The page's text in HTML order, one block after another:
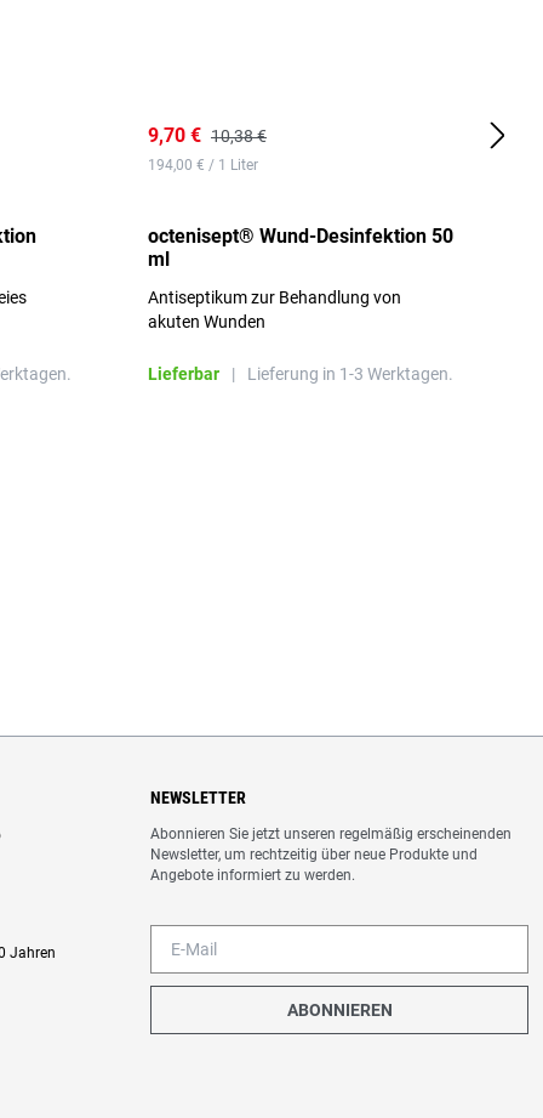
9,70 € 10,38 €
194,00 € / 1 Liter
octenisept® Wund-Desinfektion 50
ml
Antiseptikum zur Behandlung von
akuten Wunden
Lieferbar | Lieferung in 1-3 Werktagen.
Jahren
NEWSLETTER
Abonnieren Sie jetzt unseren regelmäßig erscheinenden
Newsletter, um rechtzeitig über neue Produkte und
Angebote informiert zu werden.
ABONNIEREN